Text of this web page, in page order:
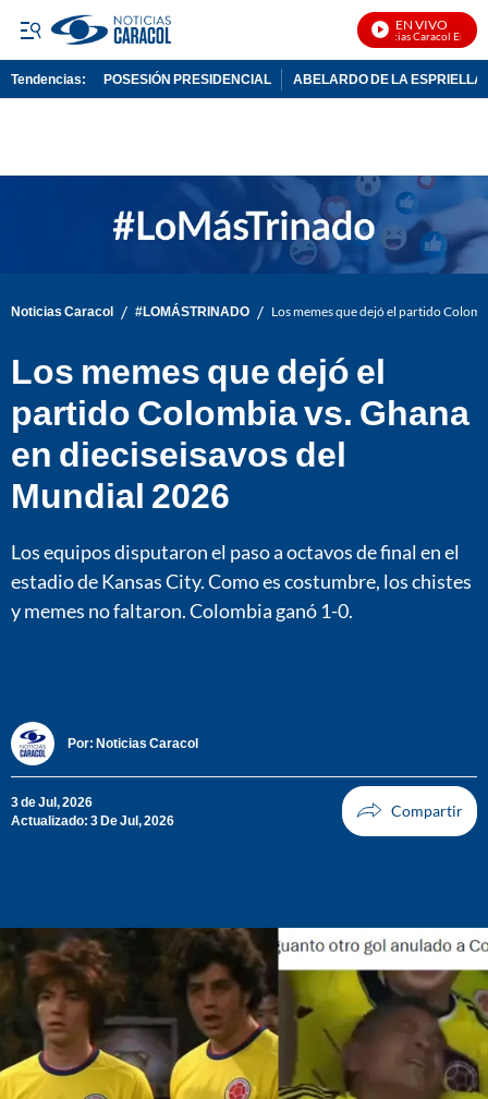
EN VIVO
Noticias Caracol En Vivo
Tendencias: POSESIÓN PRESIDENCIAL ABELARDO DE LA ESPRIELLA
Noticias Caracol / #LOMÁSTRINADO / Los memes que dejó el partido
Los memes que dejó el
partido Colombia vs. Ghana
en dieciseisavos del
Mundial 2026
Los equipos disputaron el paso a octavos de final en el
estadio de Kansas City. Como es costumbre, los chistes
y memes no faltaron. Colombia ganó 1-0.
Por: Noticias Caracol
3 de Jul, 2026
Actualizado: 3 De Jul, 2026